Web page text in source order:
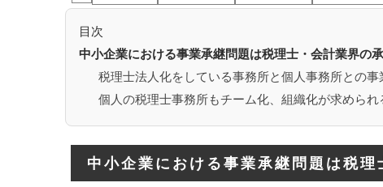
目次
中小企業における事業承継問題は税理士・会計業界の
税理士法人化をしている事務所と個人事務所との
個人の税理士事務所もチーム化、組織化が求められ
中小企業における事業承継問題は税